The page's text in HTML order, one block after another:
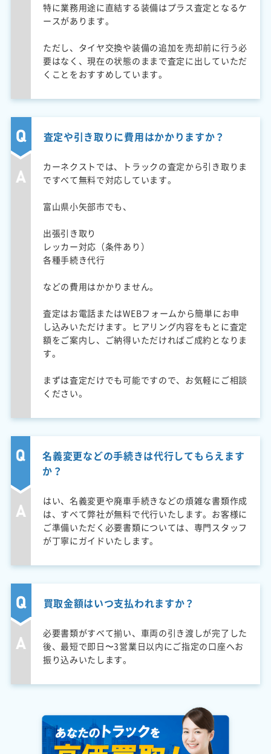
特に業務用途に直結する装備はプラス査定となるケ
ースがあります。
ただし、タイヤ交換や装備の追加を売却前に行う必
要はなく、現在の状態のままで査定に出していただ
くことをおすすめしています。
査定や引き取りに費用はかかりますか？
カーネクストでは、トラックの査定から引き取りま
ですべて無料で対応しています。
富山県小矢部市でも、
出張引き取り
レッカー対応（条件あり）
各種手続き代行
などの費用はかかりません。
査定はお電話またはWEBフォームから簡単にお申
し込みいただけます。ヒアリング内容をもとに査定
額をご案内し、ご納得いただければご成約となりま
す。
まずは査定だけでも可能ですので、お気軽にご相談
ください。
名義変更などの手続きは代行してもらえます
か？
はい、名義変更や廃車手続きなどの煩雑な書類作成
は、すべて弊社が無料で代行いたします。お客様に
ご準備いただく必要書類については、専門スタッフ
が丁寧にガイドいたします。
買取金額はいつ支払われますか？
必要書類がすべて揃い、車両の引き渡しが完了した
後、最短で即日〜3営業日以内にご指定の口座へお
振り込みいたします。